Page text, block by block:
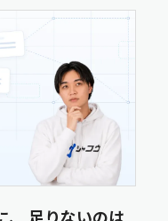
、 足りないのは